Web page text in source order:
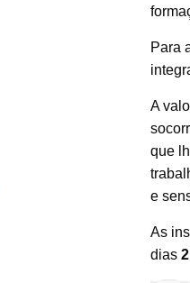
Para
A
que
e
As
dias